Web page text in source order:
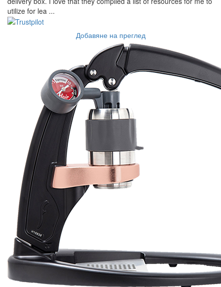
Andreas
Very good experience shopping at 4Barista. I bought a ZP6
Special, and the order was well packaged, which eliminated any
worries about potential damag ...
Very professional, fast shipping, will buy again
Ihor Zlobin
Fantastisk upplevelse från början till slut. Snabb leverans, mycket
bra kommunikation och produkter av hög kvalitet. Allt kom
välpackat och i perf ...
George Staf
Fast delivery. Good communication and feedback throughout the
order procedure and delivery.
Martynas Sagaitis
Great product. Game changer.
Will
I absolutely love 4barista. I love the message they wrote on the
delivery box. I love that they compiled a list of resources for me to
utilize for lea ...
Добавяне на преглед